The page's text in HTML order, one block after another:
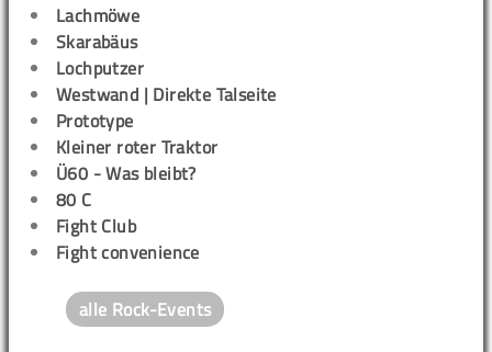
Lachmöwe
Skarabäus
Lochputzer
Westwand | Direkte Talseite
Prototype
Kleiner roter Traktor
Ü60 - Was bleibt?
80 C
Fight Club
Fight convenience
alle Rock-Events